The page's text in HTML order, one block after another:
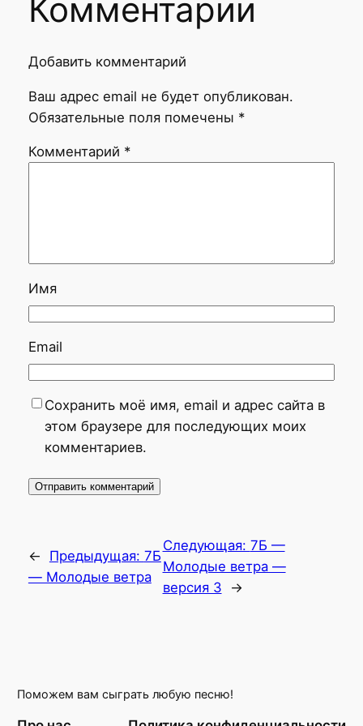
Комментарии
Добавить комментарий
Ваш адрес email не будет опубликован.
Обязательные поля помечены *
Комментарий *
Имя
Email
Сохранить моё имя, email и адрес сайта в
этом браузере для последующих моих
комментариев.
← Предыдущая: 7Б
— Молодые ветра
Следующая: 7Б —
Молодые ветра —
версия 3
→
Поможем вам сыграть любую песню!